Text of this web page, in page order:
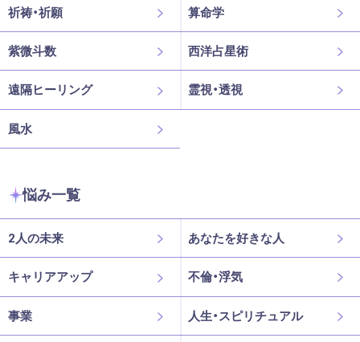
祈祷・祈願 算命学
紫微斗数 西洋占星術
遠隔ヒーリング 霊視・透視
風水
悩み一覧
2人の未来 あなたを好きな人
キャリアアップ 不倫・浮気
事業 人生・スピリチュアル